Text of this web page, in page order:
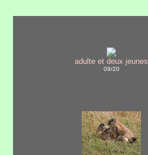
adulte et deux jeunes
09/20